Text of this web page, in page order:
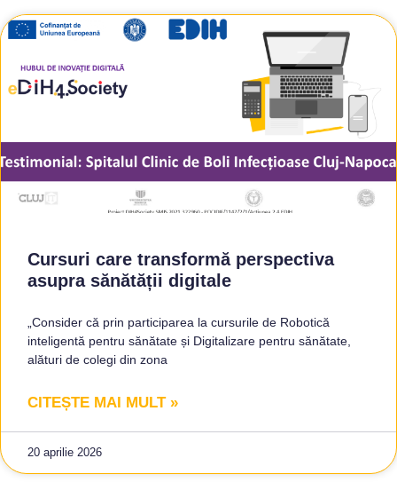
Cursuri care transformă perspectiva
asupra sănătății digitale
„Consider că prin participarea la cursurile de Robotică
inteligentă pentru sănătate și Digitalizare pentru sănătate,
alături de colegi din zona
CITEȘTE MAI MULT »
20 aprilie 2026